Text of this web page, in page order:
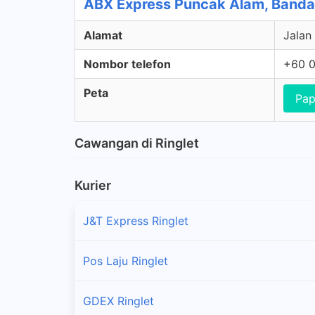
ABX Express Puncak Alam,
Alamat Jalan
Nombor telefon +60
Peta
Cawangan di Ringlet
Kurier
J&T Express Ringlet
Pos Laju Ringlet
GDEX Ringlet